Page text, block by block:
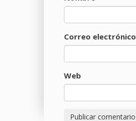
Correo electrónico
Web